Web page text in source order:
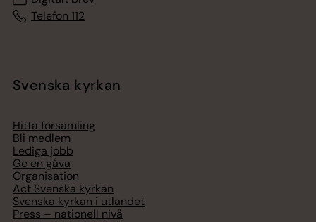
Telefon 112
Svenska kyrkan
Hitta församling
Bli medlem
Lediga jobb
Ge en gåva
Organisation
Act Svenska kyrkan
Svenska kyrkan i utlandet
Press – nationell nivå